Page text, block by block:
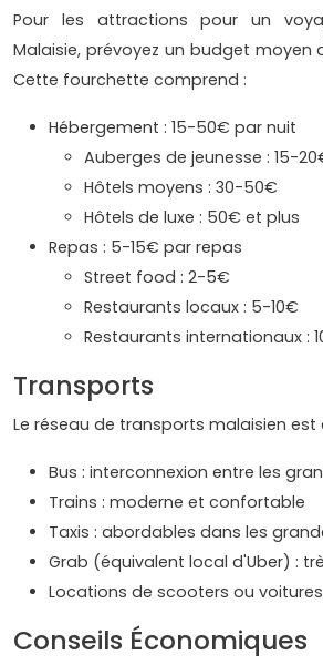
Pour les attractions pour un
Malaisie, prévoyez un budget moyen
Cette fourchette comprend :
Hébergement : 15-50€ par nuit
Auberges de jeunesse : 15-
Hôtels moyens : 30-50€
Hôtels de luxe : 50€ et plus
Repas : 5-15€ par repas
Street food : 2-5€
Restaurants locaux : 5-10€
Restaurants internationaux :
Transports
Le réseau de transports malaisien
Bus : interconnexion entre les
Trains : moderne et confortable
Taxis : abordables dans les
Grab (équivalent local d'Uber) :
Locations de scooters ou
Conseils Économiques